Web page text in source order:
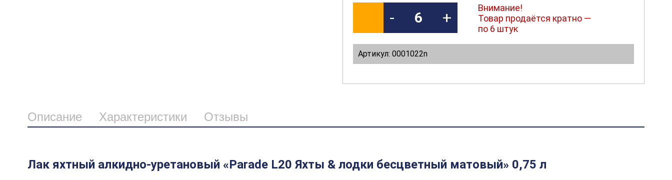
- +
Внимание!
Товар продаётся кратно —
по 6 штук
Артикул: 0001022n
Описание Характеристики Отзывы
Лак яхтный алкидно-уретановый «Parade L20 Яхты & лодки бесцветный матовый» 0,75 л